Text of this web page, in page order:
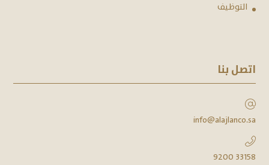
التوظيف
اتصل بنا
info@alajlanco.sa
9200 33158